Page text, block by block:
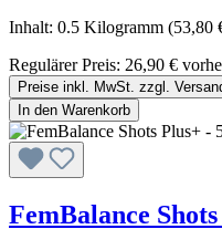
Inhalt: 0.5 Kilogramm (53,80
Regulärer Preis: 26,90 €
Preise inkl. MwSt. zzgl.
In den Warenkorb
FemBalance